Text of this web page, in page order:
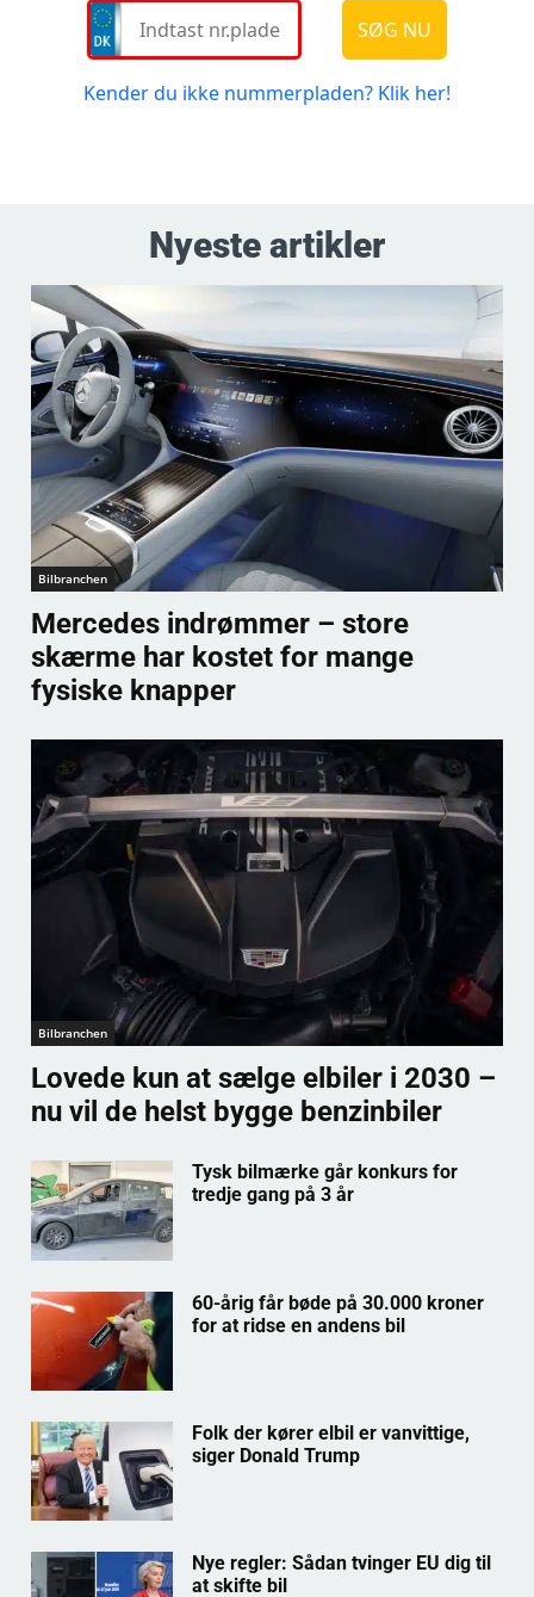
Nyeste artikler
Bilbranchen
Mercedes indrømmer – store
skærme har kostet for mange
fysiske knapper
Bilbranchen
Lovede kun at sælge elbiler i 2030 –
nu vil de helst bygge benzinbiler
Tysk bilmærke går konkurs for
tredje gang på 3 år
60-årig får bøde på 30.000 kroner
for at ridse en andens bil
Folk der kører elbil er vanvittige,
siger Donald Trump
Nye regler: Sådan tvinger EU dig til
at skifte bil